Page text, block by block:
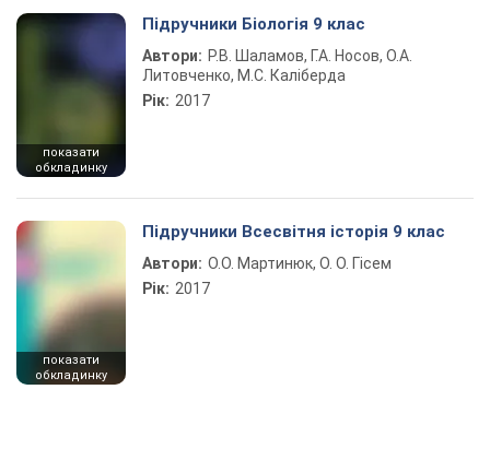
показати
обкладинку
Підручники Біологія 9 клас
Автори: Р.В. Шаламов, Г.А. Носов, О.А.
Литовченко, М.С. Каліберда
Рік: 2017
показати
обкладинку
Підручники Всесвітня історія 9 клас
Автори: О.О. Мартинюк, О. О. Гісем
Рік: 2017